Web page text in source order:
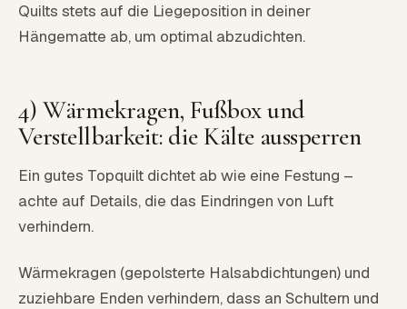
Quilts stets auf die Liegeposition in deiner
Hängematte ab, um optimal abzudichten.
4) Wärmekragen, Fußbox und
Verstellbarkeit: die Kälte aussperren
Ein gutes Topquilt dichtet ab wie eine Festung –
achte auf Details, die das Eindringen von Luft
verhindern.
Wärmekragen (gepolsterte Halsabdichtungen) und
zuziehbare Enden verhindern, dass an Schultern und